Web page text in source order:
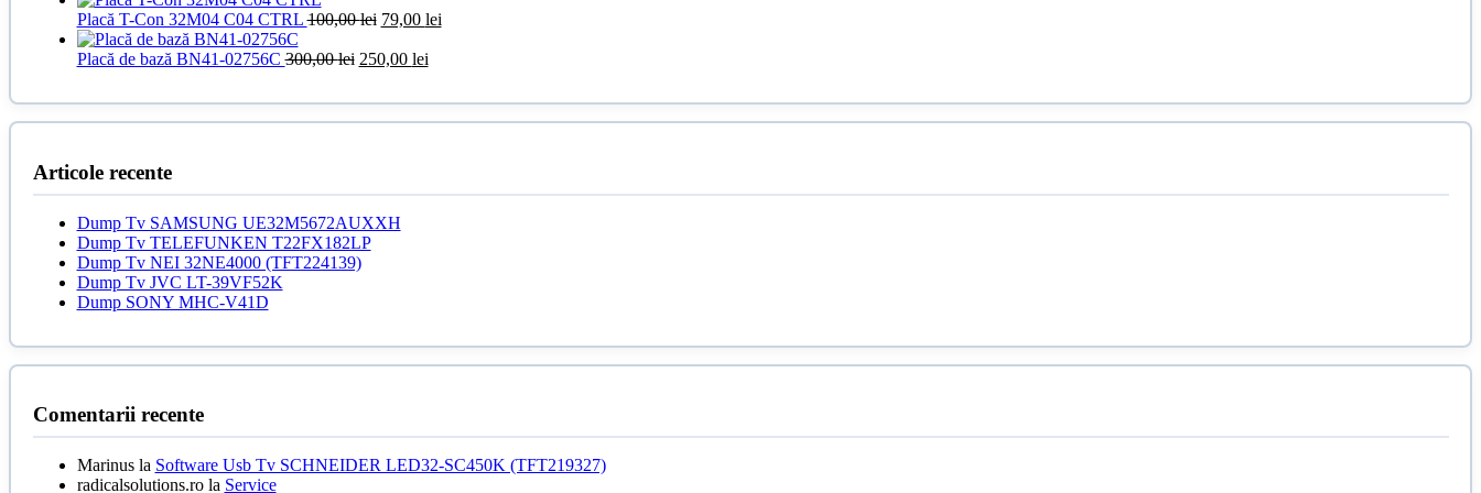
150,00 lei.
a
100,00 lei.
este:
Placă T-Con 32M04 C04 CTRL100,00lei Prețul
a
79,00 leiPrețul
Placă de bază BN41-02756C300,00lei Prețul
fost:
250,00 leiPrețul
250,00 lei.
Articole recente
Dump Tv SAMSUNG UE32M5672AUXXH
Dump Tv TELEFUNKEN T22FX182LP
Dump Tv NEI 32NE4000 (TFT224139)
Dump Tv JVC LT-39VF52K
Dump SONY MHC-V41D
Comentarii recente
Marinusla Software Usb Tv SCHNEIDER LED32-SC450K (TFT219327)
radicalsolutions.rola Service